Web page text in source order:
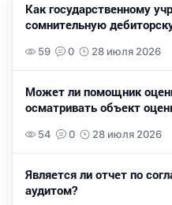
Как государственному
сомнительную
59 0 28 июля 2026
Может ли помощник
осматривать объект
54 0 28 июля 2026
Является ли отчет по
аудитом?